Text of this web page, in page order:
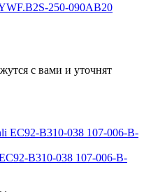
250-090AB20
с вами и уточнят
B310-038 107-006-B-